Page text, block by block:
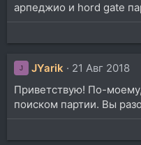
арпеджио и hord gate
J JYarik
21 Авг 2018
Приветствую! По-
поиском партии. Вы